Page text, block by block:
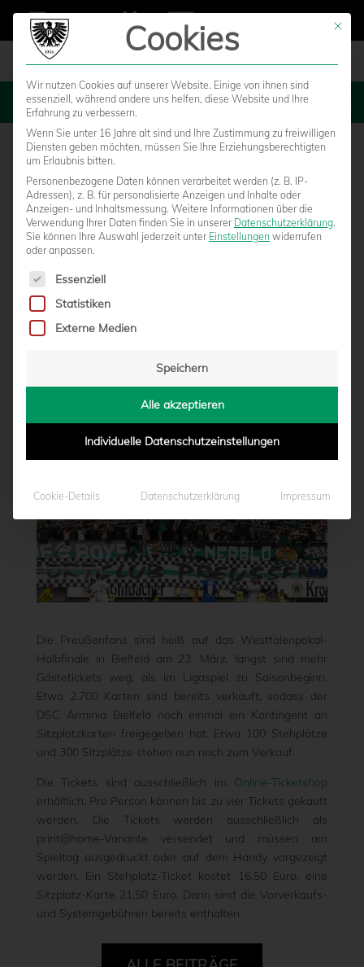
MENU
ZUSÄTZLICHE TICKETS FÜR POKAL-
vonMarcel Weskamp|17.03.2024 - 18:08
Die Preußenfans sind heiß auf das Westfalenpokal-
Halbfinale in Bielfeld am 23. März, längst sind mehr
Gästetickets weg, als im Ligaspiel zu Saisonbeginn.
Etwa 2.700 Karten sind bereits verkauft, sodass der
DSC Arminia Bielfeld noch einmal ein Kontingent an
Sitzplatzkarten freigegeben hat. Etwa 100 Stehplätze
und 300 Sitzplätze stehen nun noch zum Verkauf.
Die Tickets sind ausschließlich im Online-Ticketshop
erhältlich. Pro Person können bis zu vier Tickets gekauft
werden. Die Tickets werden ausschließlich als
print@home-Variante versendet und müssen am
Spieltag ausgedruckt oder auf dem Handy vorgezeigt
werden. Ein Stehplatz-Ticket kostet 16,50 Euro, eine
Sitzplatz-Karte 21,50 Euro. Darin sind die Vorverkaufs-
und Systemgebühren bereits enthalten.
Mit
Cookies
Wir nutzen Cookies auf unserer Website. Einige von ihnen sind
essenziell, während andere uns helfen, diese Website und Ihre
Erfahrung zu verbessern.
Wenn Sie unter 16 Jahre alt sind und Ihre Zustimmung zu freiwilligen
Diensten geben möchten, müssen Sie Ihre Erziehungsberechtigten
um Erlaubnis bitten.
Personenbezogene Daten können verarbeitet werden (z. B. IP-
Adressen), z. B. für personalisierte Anzeigen und Inhalte oder
Anzeigen- und Inhaltsmessung. Weitere Informationen über die
Verwendung Ihrer Daten finden Sie in unserer Datenschutzerklärung.
Sie können Ihre Auswahl jederzeit unter Einstellungen widerrufen
oder anpassen.
Es folgt eine Liste der Service-Gruppen, für die eine
Essenziell
Statistiken
Externe Medien
Speichern
Alle akzeptieren
Individuelle Datenschutzeinstellungen
Cookie-Details Datenschutzerklärung Impressum